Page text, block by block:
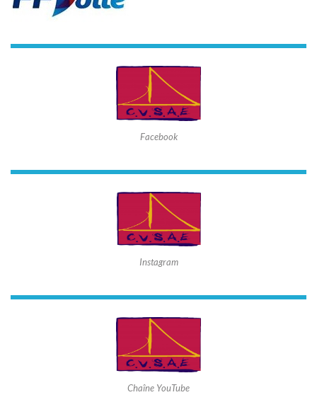
Facebook
Instagram
Chaîne YouTube